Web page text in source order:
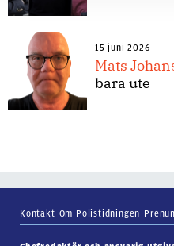
15 juni 2026
Mats
bara ute
Kontakt Om Polistidningen